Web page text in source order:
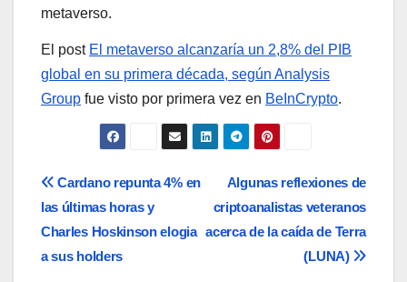
metaverso.
El post El metaverso alcanzaría un 2,8% del PIB
global en su primera década, según Analysis
Group fue visto por primera vez en BeInCrypto.
Navegación
de
entradas
Algunas reflexiones de
criptoanalistas veteranos
acerca de la caída de Terra
(LUNA)
Cardano repunta 4% en
las últimas horas y
Charles Hoskinson elogia
a sus holders